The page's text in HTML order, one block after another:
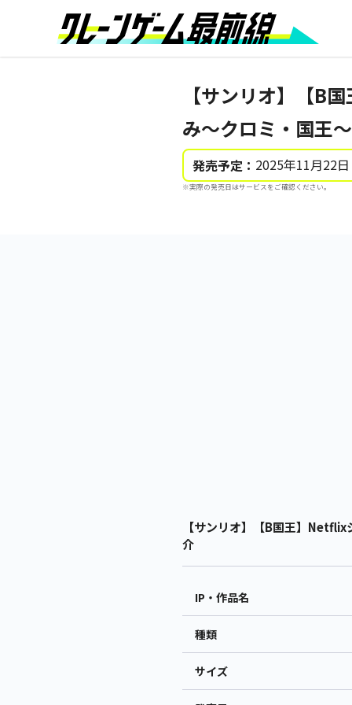
【サンリオ】【B
み～クロミ・国王～
発売予定： 2025年11月22
※実際の発売日はサービスをご確認ください。
【サンリオ】【B国王】
介
IP・作品名
種類
サイズ